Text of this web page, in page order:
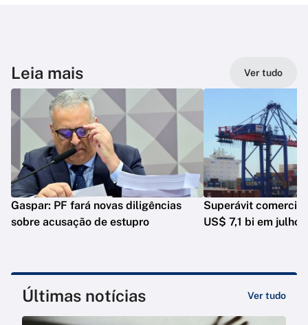
Leia mais Ver tudo
Gaspar: PF fará novas diligências
sobre acusação de estupro
Superávit comercial
US$ 7,1 bi em julho
Últimas notícias Ver tudo